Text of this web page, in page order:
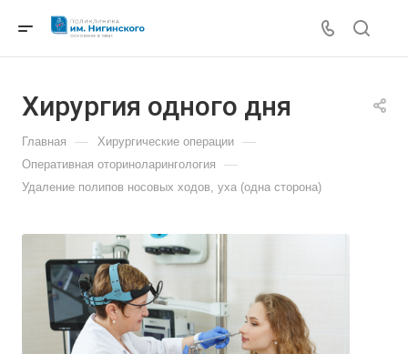
Хирургия одного дня
Главная — Хирургические операции —
Оперативная оториноларингология —
Удаление полипов носовых ходов, уха (одна сторона)